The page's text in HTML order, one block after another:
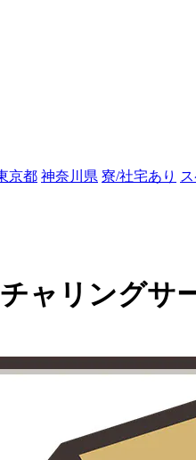
京都 神奈川県 寮/社宅あり
ャリングサ